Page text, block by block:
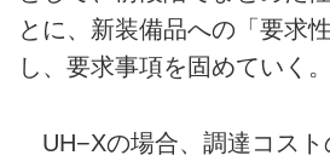
とに、新装備品への「要求
し、要求事項を固めていく。
UH−Xの場合、調達コスト